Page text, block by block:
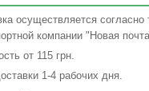
осуществляется
компании "Новая
от 115 грн.
1-4 рабочих дня.